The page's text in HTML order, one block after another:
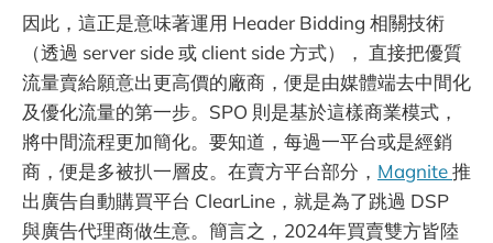
因此，這正是意味著運用 Header Bidding 相關技術
（透過 server side 或 client side 方式）， 直接把優質
流量賣給願意出更高價的廠商，便是由媒體端去中間化
及優化流量的第一步。SPO 則是基於這樣商業模式，
將中間流程更加簡化。要知道，每過一平台或是經銷
商，便是多被扒一層皮。在賣方平台部分， Magnite推
出廣告自動購買平台 ClearLine，就是為了跳過 DSP
與廣告代理商做生意。簡言之，2024年買賣雙方皆陸